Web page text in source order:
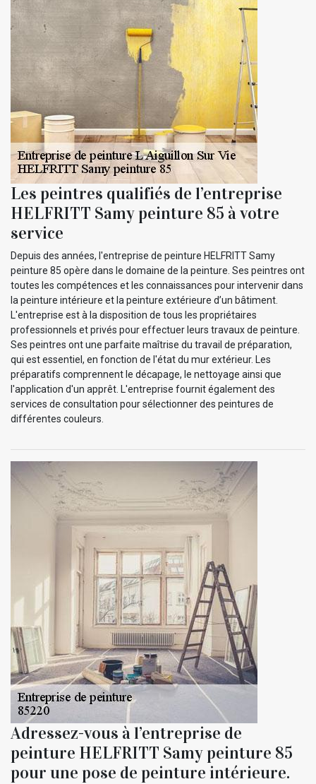
Les peintres qualifiés de l’entreprise
HELFRITT Samy peinture 85 à votre
service
Depuis des années, l'entreprise de peinture HELFRITT Samy
peinture 85 opère dans le domaine de la peinture. Ses peintres ont
toutes les compétences et les connaissances pour intervenir dans
la peinture intérieure et la peinture extérieure d’un bâtiment.
L'entreprise est à la disposition de tous les propriétaires
professionnels et privés pour effectuer leurs travaux de peinture.
Ses peintres ont une parfaite maîtrise du travail de préparation,
qui est essentiel, en fonction de l'état du mur extérieur. Les
préparatifs comprennent le décapage, le nettoyage ainsi que
l'application d'un apprêt. L'entreprise fournit également des
services de consultation pour sélectionner des peintures de
différentes couleurs.
Adressez-vous à l’entreprise de
peinture HELFRITT Samy peinture 85
pour une pose de peinture intérieure.